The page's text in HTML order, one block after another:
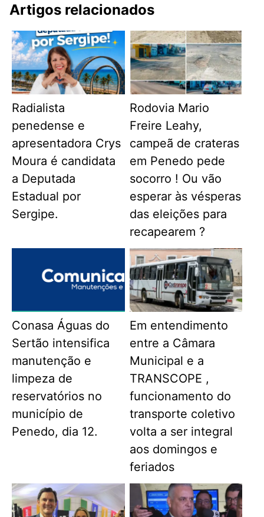
Artigos relacionados
Radialista
penedense e
apresentadora Crys
Moura é candidata
a Deputada
Estadual por
Sergipe.
Rodovia Mario
Freire Leahy,
campeã de crateras
em Penedo pede
socorro ! Ou vão
esperar às vésperas
das eleições para
recapearem ?
Conasa Águas do
Sertão intensifica
manutenção e
limpeza de
reservatórios no
município de
Penedo, dia 12.
Em entendimento
entre a Câmara
Municipal e a
TRANSCOPE ,
funcionamento do
transporte coletivo
volta a ser integral
aos domingos e
feriados